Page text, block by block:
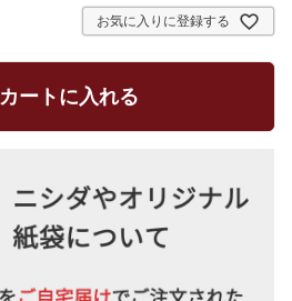
お気に入りに登録する
カートに入れる